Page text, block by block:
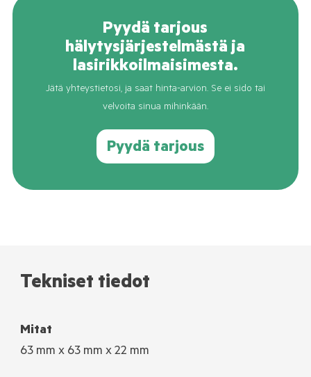
Pyydä tarjous
hälytysjärjestelmästä ja
lasirikkoilmaisimesta.
Jätä yhteystietosi, ja saat hinta-arvion. Se ei sido tai
velvoita sinua mihinkään.
Pyydä tarjous
Tekniset tiedot
Mitat
63 mm x 63 mm x 22 mm